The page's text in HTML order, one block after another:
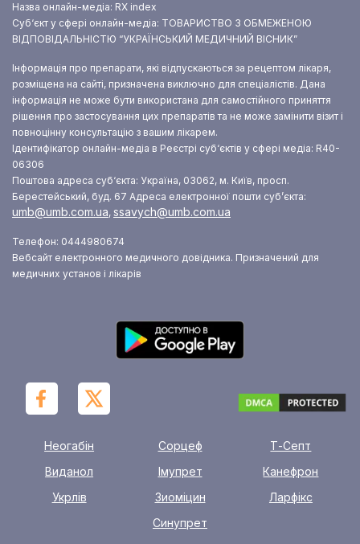
Назва онлайн-медіа: RX index
Суб‘єкт у сфері онлайн-медіа: ТОВАРИСТВО З ОБМЕЖЕНОЮ
ВІДПОВІДАЛЬНІСТЮ “УКРАЇНСЬКИЙ МЕДИЧНИЙ ВІСНИК”
Інформація про препарати, які відпускаються за рецептом лікаря,
розміщена на сайті, призначена виключно для спеціалістів. Дана
інформація не може бути використана для самостійного приняття
рішення про застосування цих препаратів та не може замінити візит і
повноцінну консультацію з вашим лікарем.
Ідентифікатор онлайн-медіа в Реєстрі суб‘єктів у сфері медіа: R40-
06306
Поштова адреса суб‘єкта: Україна, 03062, м. Київ, просп.
Берестейський, буд. 67 Адреса електронної пошти суб’єкта:
umb@umb.com.ua, ssavych@umb.com.ua
Телефон: 0444980674
Вебсайт електронного медичного довідника. Призначений для
медичних установ і лікарів
Неогабін Сорцеф
Т-Септ
Виданол
Імупрет
Канефрон
Укрлів
Зиоміцин
Ларфікс
Синупрет